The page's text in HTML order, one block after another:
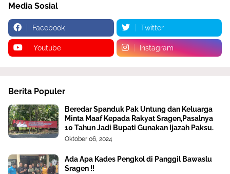
Media Sosial
Facebook Twitter
Youtube Instagram
Berita Populer
Beredar Spanduk Pak Untung dan Keluarga
Minta Maaf Kepada Rakyat Sragen,Pasalnya
10 Tahun Jadi Bupati Gunakan Ijazah Paksu.
Oktober 06, 2024
Ada Apa Kades Pengkol di Panggil Bawaslu
Sragen !!